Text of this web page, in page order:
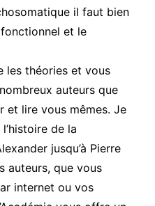
il faut bien
et le
les théories et vous
auteurs que
et lire vous mêmes. Je
de la
jusqu’à Pierre
auteurs, que vous
internet ou vos